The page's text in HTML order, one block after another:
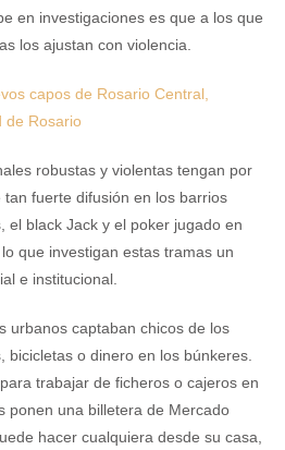
en investigaciones es que a los que
los ajustan con violencia.
capos de Rosario Central,
de Rosario
robustas y violentas tengan por
fuerte difusión en los barrios
el black Jack y el poker jugado en
que investigan estas tramas un
e institucional.
urbanos captaban chicos de los
bicicletas o dinero en los búnkeres.
trabajar de ficheros o cajeros en
ponen una billetera de Mercado
hacer cualquiera desde su casa,